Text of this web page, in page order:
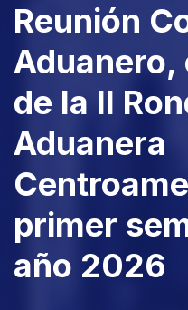
Reunión
Aduanero,
de la II
Aduanera
primer
año 2026